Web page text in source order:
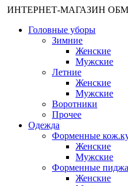
ИНТЕРНЕТ-МАГАЗИН
Головные уборы
Зимние
Женские
Мужские
Летние
Женские
Мужские
Воротники
Прочее
Одежда
Форменные
Женские
Мужские
Форменные
Женские